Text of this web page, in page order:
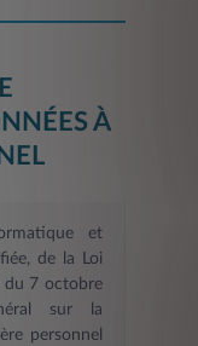
À
et
de la Loi
du 7 octobre
sur la
personnel